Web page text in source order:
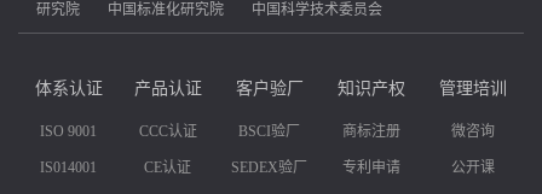
研究院
中国标准化研究院 中国科学技术委员会
体系认证
ISO 9001
IS014001
产品认证
CCC认证
CE认证
客户验厂
BSCI验厂
SEDEX验厂
知识产权
商标注册
专利申请
管理培训
微咨询
公开课